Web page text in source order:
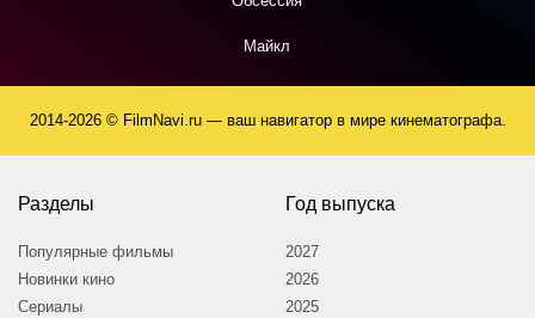
Майкл
2014-2026 © FilmNavi.ru — ваш навигатор в мире кинематографа.
Разделы
Популярные фильмы
Новинки кино
Сериалы
Год выпуска
2027
2026
2025